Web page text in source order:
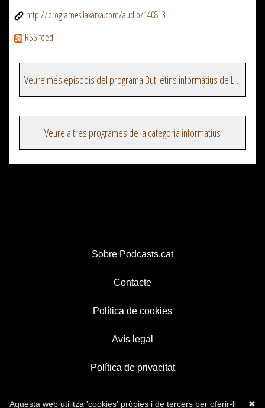
http://programes.laxarxa.com/audio/140813
RSS feed
Veure més episodis del programa Butlletins informatius de La Xarxa
Veure altres programes de la categoria informatius
Sobre Podcasts.cat
Contacte
Política de cookies
Avís legal
Política de privacitat
✖
Aquesta web utilitza 'cookies' pròpies i de tercers per oferir-li